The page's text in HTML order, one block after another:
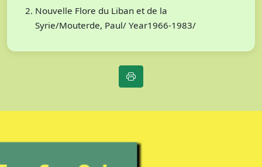
Nouvelle Flore du Liban et de la
Syrie/Mouterde, Paul/ Year1966-1983/